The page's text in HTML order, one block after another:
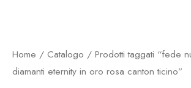
Home / Catalogo / Prodotti taggati “fede
diamanti eternity in oro rosa canton ticino”